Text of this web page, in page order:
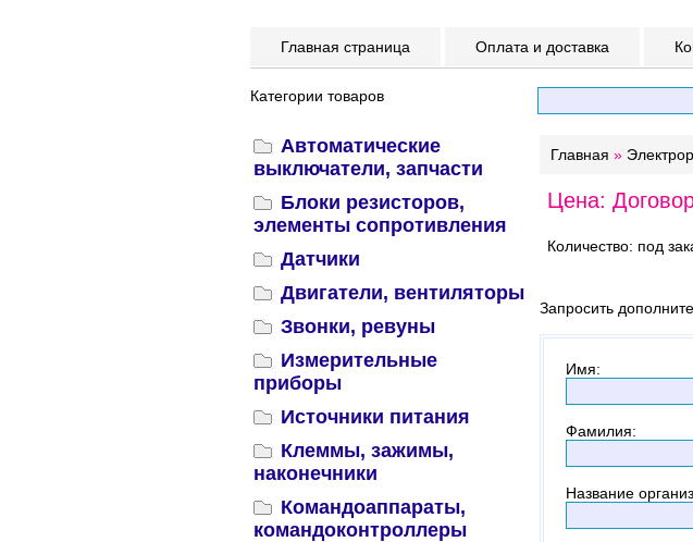
Главная страница Оплата и доставка
Категории товаров
Автоматические
выключатели, запчасти
Блоки резисторов,
элементы сопротивления
Датчики
Двигатели, вентиляторы
Звонки, ревуны
Измерительные
приборы
Источники питания
Клеммы, зажимы,
наконечники
Командоаппараты,
командоконтроллеры
Главная »
Цена:
Количество: под
Запросить
Имя:
Фамилия:
Название